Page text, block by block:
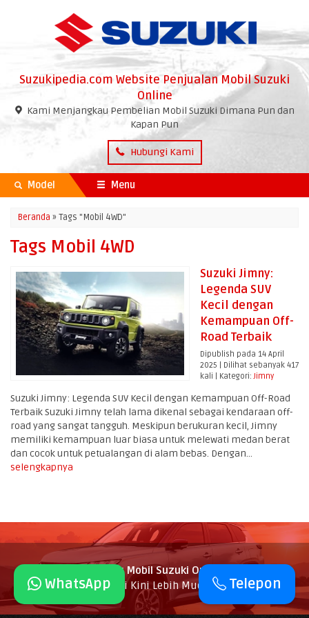
Suzukipedia.com Website Penjualan Mobil Suzuki
Online
Kami Menjangkau Pembelian Mobil Suzuki Dimana Pun dan
Kapan Pun
Hubungi Kami
Model Menu
Beranda »Tags "Mobil 4WD"
Tags Mobil 4WD
Suzuki Jimny:
Legenda SUV
Kecil dengan
Kemampuan Off-
Road Terbaik
Dipublish pada 14 April
2025 | Dilihat sebanyak 417
kali | Kategori:Jimny
Suzuki Jimny: Legenda SUV Kecil dengan Kemampuan Off-Road
Terbaik Suzuki Jimny telah lama dikenal sebagai kendaraan off-
road yang sangat tangguh. Meskipun berukuran kecil, Jimny
memiliki kemampuan luar biasa untuk melewati medan berat
dan cocok untuk petualangan di alam bebas. Dengan...
selengkapnya
SuzukiPedia Dealer Mobil Suzuki Online
Suzuki Kini Lebih Mudah
Telepon
WhatsApp